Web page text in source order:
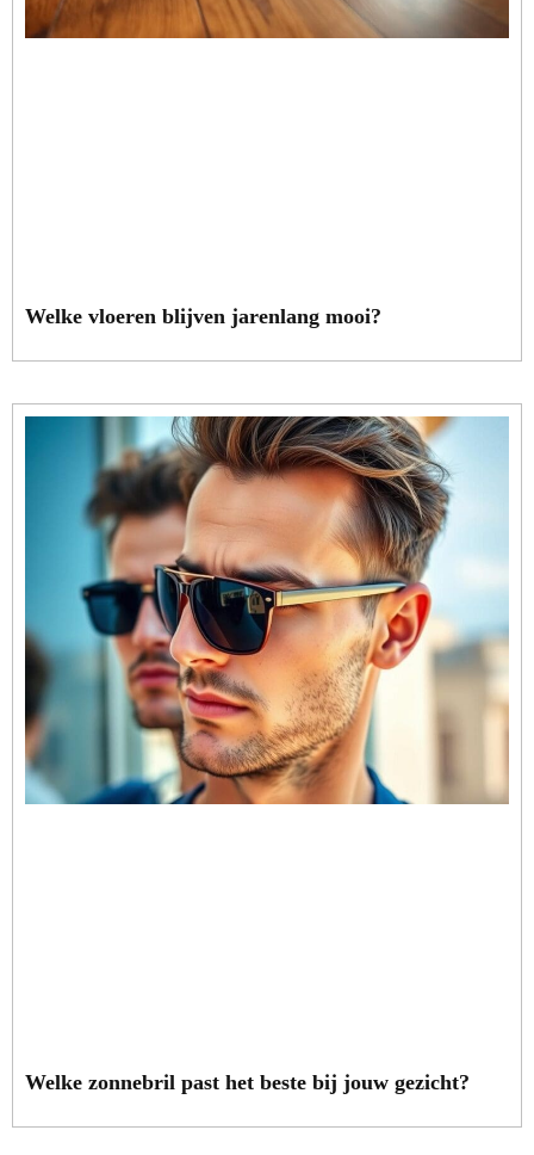
Welke vloeren blijven jarenlang mooi?
Welke zonnebril past het beste bij jouw gezicht?